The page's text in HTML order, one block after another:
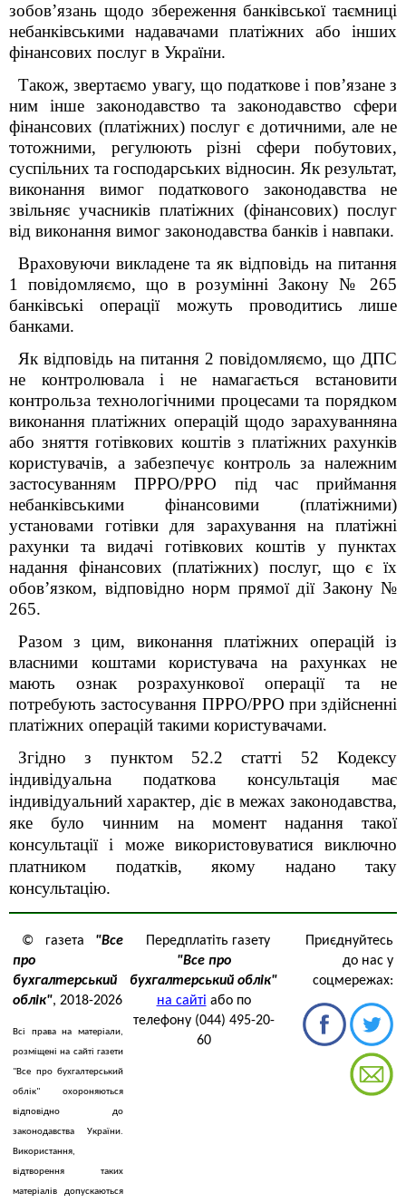
зобов’язань щодо збереження банківської таємниці
небанківськими надавачами платіжних або інших
фінансових послуг в України.
Також, звертаємо увагу, що податкове і пов’язане з
ним інше законодавство та законодавство сфери
фінансових (платіжних) послуг є дотичними, але не
тотожними, регулюють різні сфери побутових,
суспільних та господарських відносин. Як результат,
виконання вимог податкового законодавства не
звільняє учасників платіжних (фінансових) послуг
від виконання вимог законодавства банків і навпаки.
Враховуючи викладене та як відповідь на питання
1 повідомляємо, що в розумінні Закону № 265
банківські операції можуть проводитись лише
банками.
Як відповідь на питання 2 повідомляємо, що ДПС
не контролювала і не намагається встановити
контрольза технологічними процесами та порядком
виконання платіжних операцій щодо зарахуванняна
або зняття готівкових коштів з платіжних рахунків
користувачів, а забезпечує контроль за належним
застосуванням ПРРО/РРО під час приймання
небанківськими фінансовими (платіжними)
установами готівки для зарахування на платіжні
рахунки та видачі готівкових коштів у пунктах
надання фінансових (платіжних) послуг, що є їх
обов’язком, відповідно норм прямої дії Закону №
265.
Разом з цим, виконання платіжних операцій із
власними коштами користувача на рахунках не
мають ознак розрахункової операції та не
потребують застосування ПРРО/РРО при здійсненні
платіжних операцій такими користувачами.
Згідно з пунктом 52.2 статті 52 Кодексу
індивідуальна податкова консультація має
індивідуальний характер, діє в межах законодавства,
яке було чинним на момент надання такої
консультації і може використовуватися виключно
платником податків, якому надано таку
консультацію.
© газета "Все
про
бухгалтерський
облік", 2018-2026
Всі права на матеріали,
розміщені на сайті газети
"Все про бухгалтерський
облік" охороняються
відповідно до
законодавства України.
Використання,
відтворення таких
матеріалів допускаються
Передплатіть газету
"Все про
бухгалтерський облік"
на сайті або по
телефону (044) 495-20-
60
Приєднуйтесь
до нас у
соцмережах: